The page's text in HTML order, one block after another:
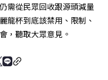
需從民眾回收跟源頭減量
龍杯到底該禁用、限制、
，聽取大眾意見。